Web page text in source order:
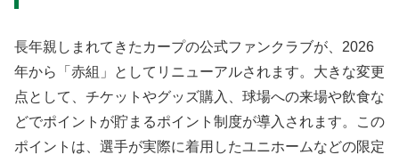
長年親しまれてきたカープの公式ファンクラブが、2026
年から「赤組」としてリニューアルされます。大きな変更
点として、チケットやグッズ購入、球場への来場や飲食な
どでポイントが貯まるポイント制度が導入されます。この
ポイントは、選手が実際に着用したユニホームなどの限定